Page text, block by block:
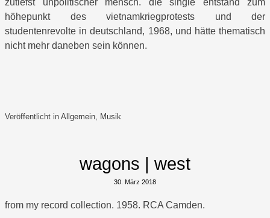
zutiefst unpolitischer mensch. die single entstand zum
höhepunkt des vietnamkriegprotests und der
studentenrevolte in deutschland, 1968, und hätte thematisch
nicht mehr daneben sein können.
Veröffentlicht in Allgemein, Musik
wagons | west
30. März 2018
from my record collection. 1958. RCA Camden.